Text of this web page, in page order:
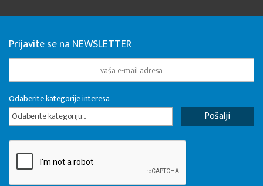
Prijavite se na NEWSLETTER
Odaberite kategorije interesa
Odaberite kategoriju...